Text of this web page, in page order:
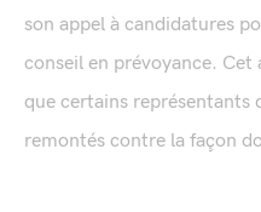
son appel à candidatures
conseil en prévoyance.
que certains représentants
remontés contre la façon